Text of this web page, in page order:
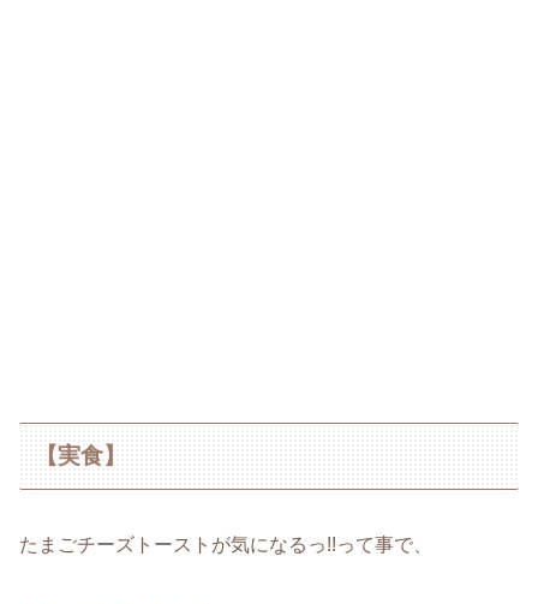
【実食】
たまごチーズトーストが気になるっ!!って事で、